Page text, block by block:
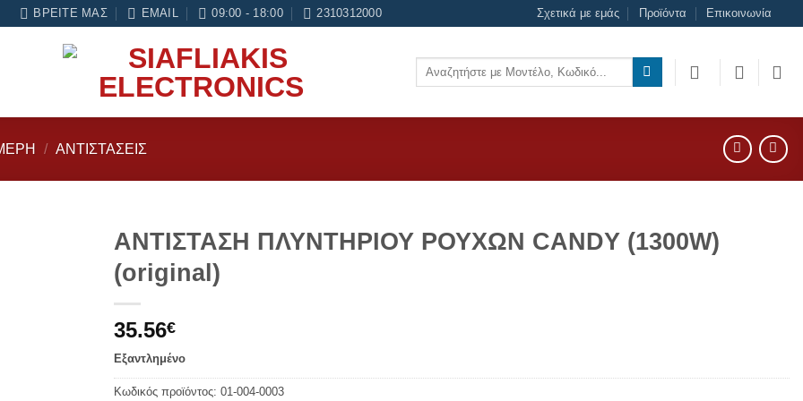
εγγύηση σε κάθε εργασία Service
ΒΡΕΊΤΕ ΜΑΣ EMAIL 09:00 - 18:00 2310312000 Σχετικά με εμάς Προϊόντα Επικοινωνία
Αναζήτηση
/ ΑΝΤΙΣΤΆΣΕΙΣ
ΑΝΤΙΣΤΑΣΗ ΠΛΥΝΤΗΡΙΟΥ ΡΟΥΧΩΝ CANDY (1300W)
(original)
35.56€
Εξαντλημένο
Κωδικός προϊόντος: 01-004-0003